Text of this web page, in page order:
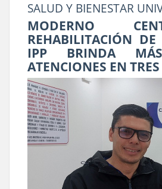
SALUD Y BIENESTAR
MODERNO
REHABILITACIÓN
IPP BRINDA
ATENCIONES EN TRES